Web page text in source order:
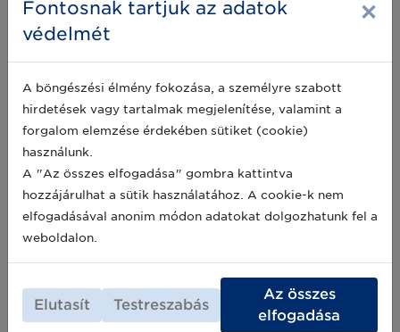
Így zajlott az idei év legnagyobb Lean
& Green workshopja
számára. A fenntarthatóság jegyében javasolt
stratégiák és beruházások költségei az elért
jóval optimálisabb és környezetterhelést
2023-12-01
Fontosnak tartjuk az adatok
védelmét
×
A böngészési élmény fokozása, a személyre szabott
hirdetések vagy tartalmak megjelenítése, valamint a
forgalom elemzése érdekében sütiket (cookie)
használunk.
A "Az összes elfogadása" gombra kattintva
hozzájárulhat a sütik használatához. A cookie-k nem
elfogadásával anonim módon adatokat dolgozhatunk fel a
weboldalon.
Elutasít Testreszabás
Az összes
elfogadása